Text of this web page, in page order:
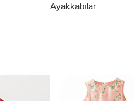
Ayakkabılar